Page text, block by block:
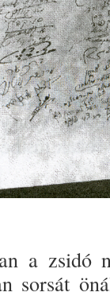
a zsidó
sorsát